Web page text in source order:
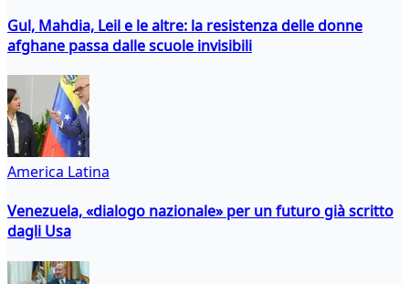
Gul, Mahdia, Leil e le altre: la resistenza delle donne
afghane passa dalle scuole invisibili
America Latina
Venezuela, «dialogo nazionale» per un futuro già scritto
dagli Usa